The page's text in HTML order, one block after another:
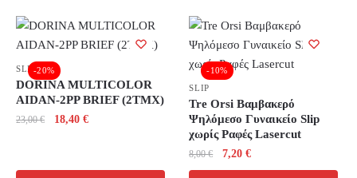
-20%
SLIP
DORINA MULTICOLOR
AIDAN-2PP BRIEF (2TMX)
23,00€
Original
23,00 €.
18,40 €Η
είναι:
-10%
SLIP
Tre Orsi Βαμβακερό
Ψηλόμεσο Γυναικείο Slip
χωρίς Ραφές Lasercut
8,00€
Original
price
7,20€Η
τρέχουσα